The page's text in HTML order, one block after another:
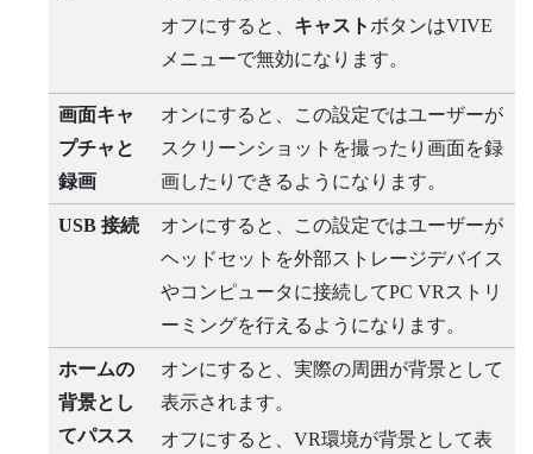
オフにすると、 キャスト ボタンはVIVE
メニューで無効になります。
画面キャ
プチャと
録画
オンにすると、この設定ではユーザーが
スクリーンショットを撮ったり画面を録
画したりできるようになります。
USB 接続
オンにすると、この設定ではユーザーが
ヘッドセットを外部ストレージデバイス
やコンピュータに接続してPC VRストリ
ーミングを行えるようになります。
ホームの
背景とし
てパスス
オンにすると、実際の周囲が背景として
表示されます。
オフにすると、VR環境が背景として表